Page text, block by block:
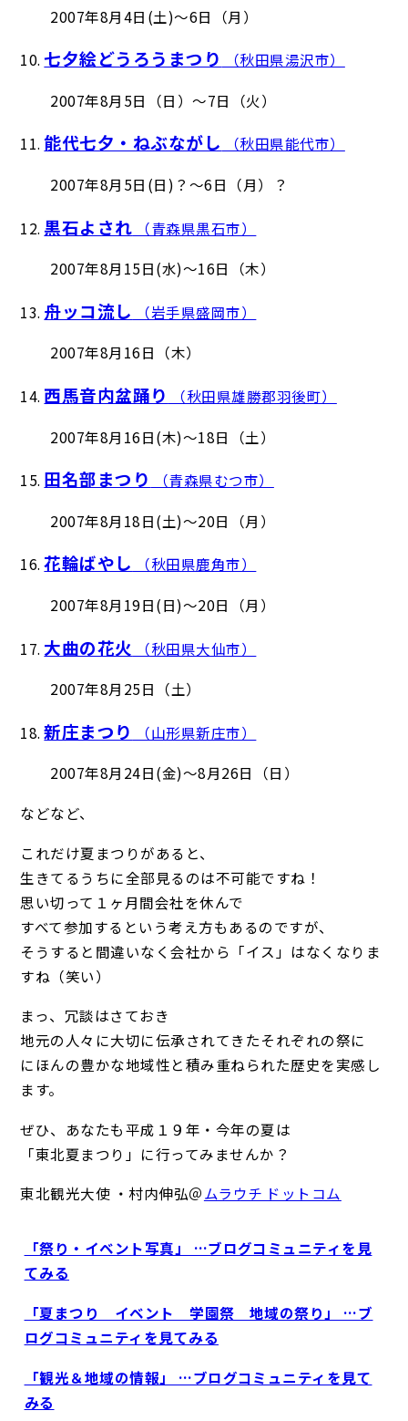
2007年8月4日(土)～6日（月）
10.七夕絵どうろうまつり （秋田県湯沢市）
2007年8月5日（日）～7日（火）
11.能代七夕・ねぶながし （秋田県能代市）
2007年8月5日(日)？～6日（月）？
12. 黒石よされ （青森県黒石市）
2007年8月15日(水)～16日（木）
13. 舟ッコ流し （岩手県盛岡市）
2007年8月16日（木）
14. 西馬音内盆踊り （秋田県雄勝郡羽後町）
2007年8月16日(木)～18日（土）
15. 田名部まつり （青森県むつ市）
2007年8月18日(土)～20日（月）
16.花輪ばやし （秋田県鹿角市）
2007年8月19日(日)～20日（月）
17. 大曲の花火 （秋田県大仙市）
2007年8月25日（土）
18.新庄まつり （山形県新庄市）
2007年8月24日(金)～8月26日（日）
などなど、
これだけ夏まつりがあると、
生きてるうちに全部見るのは不可能ですね！
思い切って１ヶ月間会社を休んで
すべて参加するという考え方もあるのですが、
そうすると間違いなく会社から「イス」はなくなりま
すね（笑い）
まっ、冗談はさておき
地元の人々に大切に伝承されてきたそれぞれの祭に
にほんの豊かな地域性と積み重ねられた歴史を実感し
ます。
ぜひ、あなたも平成１９年・今年の夏は
「東北夏まつり」に行ってみませんか？
東北観光大使 ・村内伸弘＠ムラウチ ドットコム
「祭り・イベント写真」 …ブログコミュニティを見
てみる
「夏まつり イベント 学園祭 地域の祭り」 …ブ
ログコミュニティを見てみる
「観光＆地域の情報」 …ブログコミュニティを見て
みる